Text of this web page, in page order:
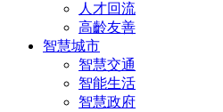
人才回流
高齡友善
智慧城市
智慧交通
智能生活
智慧政府